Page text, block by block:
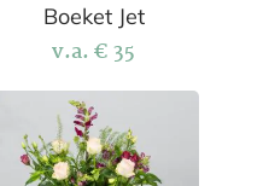
Boeket Jet
v.a.€35